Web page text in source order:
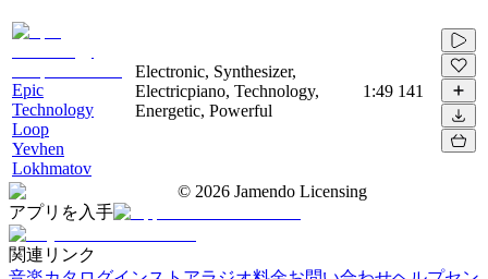
Epic
Technology
Loop
Yevhen
Lokhmatov
Electronic, Synthesizer,
Electricpiano, Technology,
Energetic, Powerful
1:49 141
© 2026 Jamendo Licensing
アプリを入手
関連リンク